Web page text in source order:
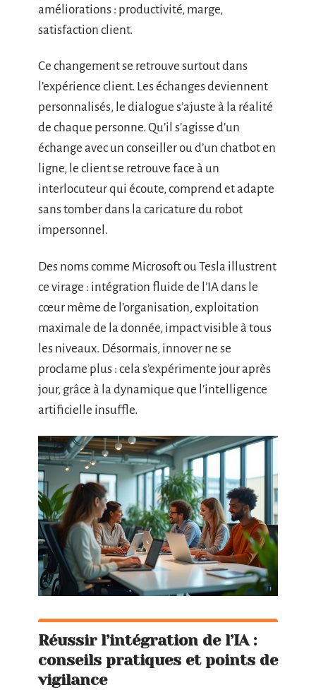
améliorations : productivité, marge,
satisfaction client.
Ce changement se retrouve surtout dans
l’expérience client. Les échanges deviennent
personnalisés, le dialogue s’ajuste à la réalité
de chaque personne. Qu’il s’agisse d’un
échange avec un conseiller ou d’un chatbot en
ligne, le client se retrouve face à un
interlocuteur qui écoute, comprend et adapte
sans tomber dans la caricature du robot
impersonnel.
Des noms comme Microsoft ou Tesla illustrent
ce virage : intégration fluide de l’IA dans le
cœur même de l’organisation, exploitation
maximale de la donnée, impact visible à tous
les niveaux. Désormais, innover ne se
proclame plus : cela s’expérimente jour après
jour, grâce à la dynamique que l’intelligence
artificielle insuffle.
Réussir l’intégration de l’IA :
conseils pratiques et points de
vigilance